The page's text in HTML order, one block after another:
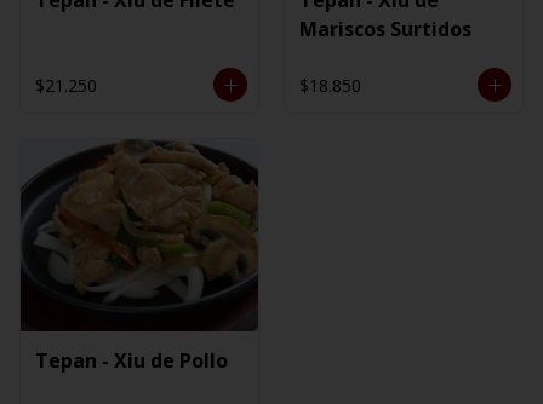
$21.250
Mariscos Surtidos
$18.850
Tepan - Xiu de Pollo